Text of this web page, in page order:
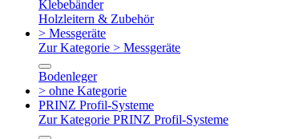
Klebebänder
Holzleitern & Zubehör
> Messgeräte
Zur Kategorie > Messgeräte
Bodenleger
> ohne Kategorie
PRINZ Profil-Systeme
Zur Kategorie PRINZ Profil-Systeme